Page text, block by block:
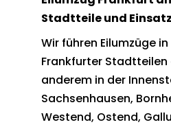
Stadtteile und
Wir führen Eilumzüge
Frankfurter Stadtteilen
anderem in der
Sachsenhausen,
Westend, Ostend,